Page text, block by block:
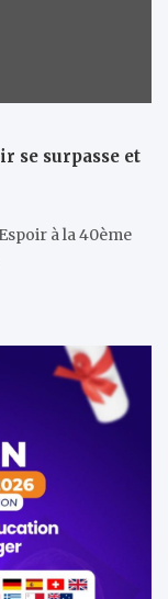
se surpasse et
à la 40ème